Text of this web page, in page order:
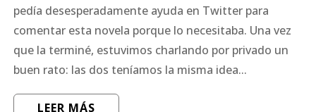
pedía desesperadamente ayuda en Twitter para
comentar esta novela porque lo necesitaba. Una vez
que la terminé, estuvimos charlando por privado un
buen rato: las dos teníamos la misma idea...
LEER MÁS